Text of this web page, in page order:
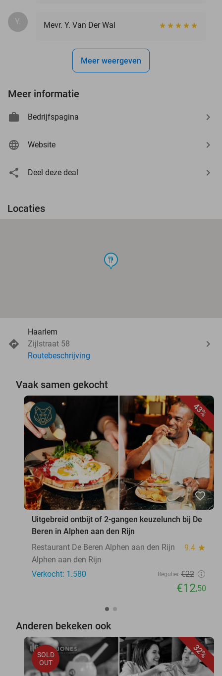
Y. Mevr. Y. Van Der Wal
Meer weergeven
Meer informatie
Bedrijfspagina
Website
Deel deze deal
Locaties
food
Haarlem
Zijlstraat 58
Routebeschrijving
Vaak samen gekocht
43%
favorite_border
Uitgebreid ontbijt of 2-gangen keuzelunch bij De
Beren in Alphen aan den Rijn
Restaurant De Beren Alphen aan den Rijn
9.4 star
Alphen aan den Rijn
Verkocht: 1.580
Regulier €22
€12,50
Anderen bekeken ook
32%
SOLD
OUT